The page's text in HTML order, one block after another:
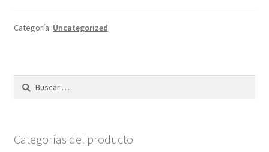
Categoría: Uncategorized
Categorías del producto